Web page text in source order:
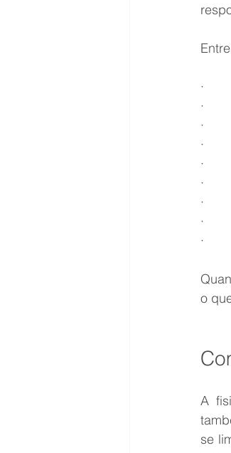
·
·
·
·
·
·
·
·
·
o
A
se